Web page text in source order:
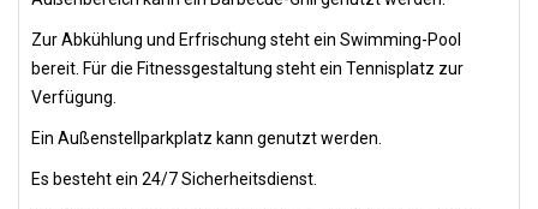
Zur Abkühlung und Erfrischung steht ein Swimming-Pool
bereit. Für die Fitnessgestaltung steht ein Tennisplatz zur
Verfügung.
Ein Außenstellparkplatz kann genutzt werden.
Es besteht ein 24/7 Sicherheitsdienst.